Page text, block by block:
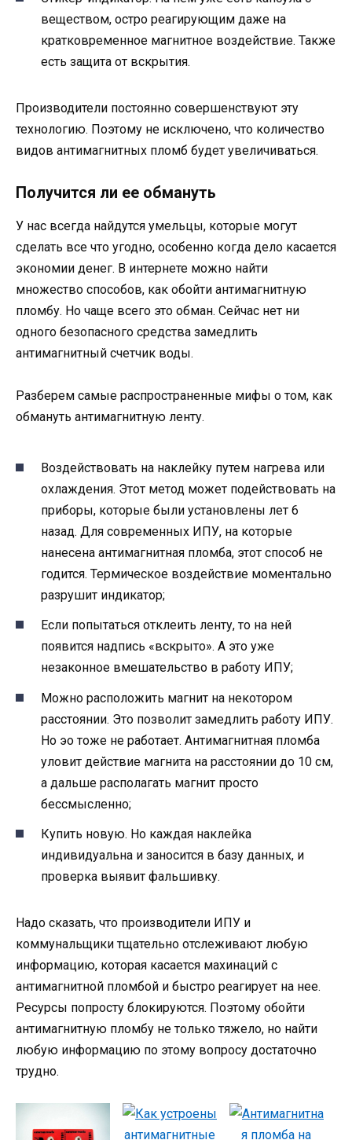
веществом, остро реагирующим даже на
кратковременное магнитное воздействие. Также
есть защита от вскрытия.
Производители постоянно совершенствуют эту
технологию. Поэтому не исключено, что количество
видов антимагнитных пломб будет увеличиваться.
Получится ли ее обмануть
У нас всегда найдутся умельцы, которые могут
сделать все что угодно, особенно когда дело касается
экономии денег. В интернете можно найти
множество способов, как обойти антимагнитную
пломбу. Но чаще всего это обман. Сейчас нет ни
одного безопасного средства замедлить
антимагнитный счетчик воды.
Разберем самые распространенные мифы о том, как
обмануть антимагнитную ленту.
Воздействовать на наклейку путем нагрева или
охлаждения. Этот метод может подействовать на
приборы, которые были установлены лет 6
назад. Для современных ИПУ, на которые
нанесена антимагнитная пломба, этот способ не
годится. Термическое воздействие моментально
разрушит индикатор;
Если попытаться отклеить ленту, то на ней
появится надпись «вскрыто». А это уже
незаконное вмешательство в работу ИПУ;
Можно расположить магнит на некотором
расстоянии. Это позволит замедлить работу ИПУ.
Но эо тоже не работает. Антимагнитная пломба
уловит действие магнита на расстоянии до 10 см,
а дальше располагать магнит просто
бессмысленно;
Купить новую. Но каждая наклейка
индивидуальна и заносится в базу данных, и
проверка выявит фальшивку.
Надо сказать, что производители ИПУ и
коммунальщики тщательно отслеживают любую
информацию, которая касается махинаций с
антимагнитной пломбой и быстро реагирует на нее.
Ресурсы попросту блокируются. Поэтому обойти
антимагнитную пломбу не только тяжело, но найти
любую информацию по этому вопросу достаточно
трудно.